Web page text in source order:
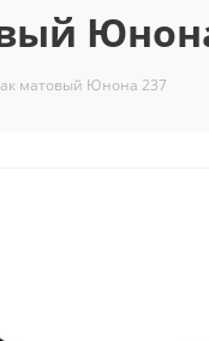
матовый Юнона 237